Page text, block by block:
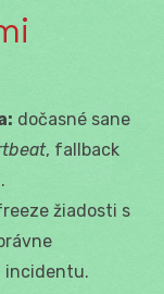
dočasné sane
, fallback
žiadosti s
incidentu.